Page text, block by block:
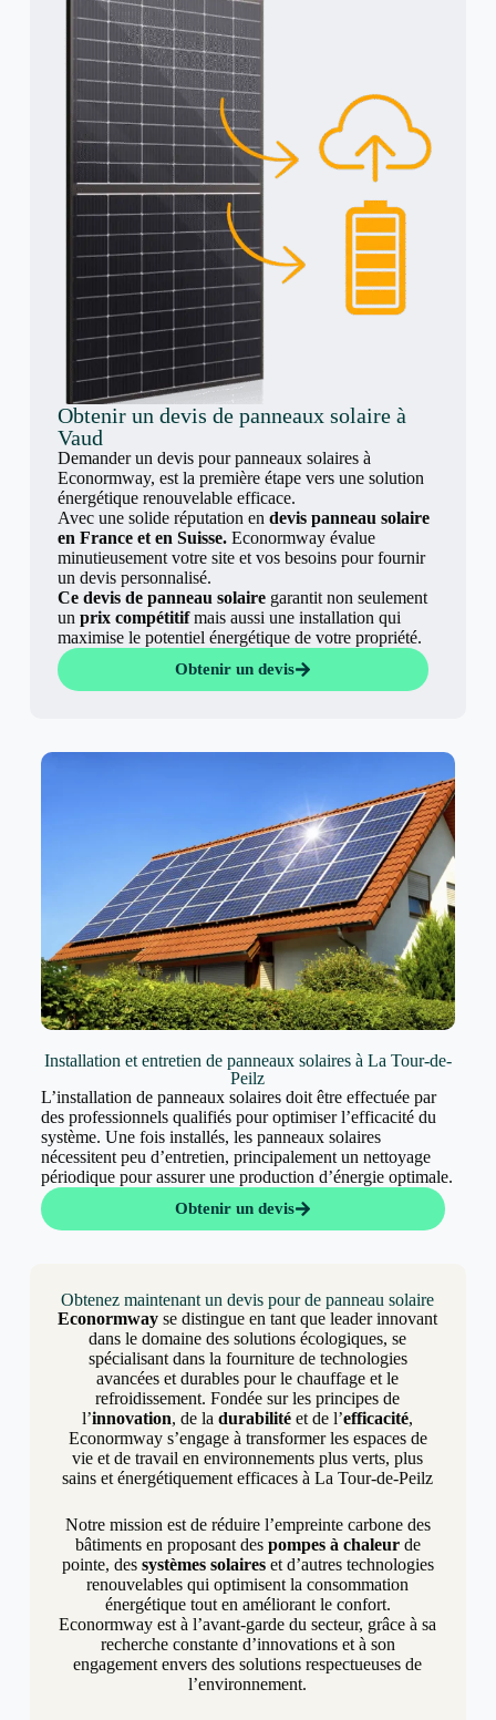
Obtenir un devis de panneaux solaire à
Vaud
Demander un devis pour panneaux solaires à
Econormway, est la première étape vers une solution
énergétique renouvelable efficace.
Avec une solide réputation en devis panneau solaire
en France et en Suisse.Econormway évalue
minutieusement votre site et vos besoins pour fournir
un devis personnalisé.
Ce devis de panneau solairegarantit non seulement
un prix compétitifmais aussi une installation qui
maximise le potentiel énergétique de votre propriété.
Obtenir un devis
Installation et entretien de panneaux solaires à La Tour-de-
Peilz
L’installation de panneaux solaires doit être effectuée par
des professionnels qualifiés pour optimiser l’efficacité du
système. Une fois installés, les panneaux solaires
nécessitent peu d’entretien, principalement un nettoyage
périodique pour assurer une production d’énergie optimale.
Obtenir un devis
Obtenez maintenant un devis pour de panneau solaire
Econormway se distingue en tant que leader innovant
dans le domaine des solutions écologiques, se
spécialisant dans la fourniture de technologies
avancées et durables pour le chauffage et le
refroidissement. Fondée sur les principes de
l’innovation, de ladurabilité et de l’efficacité,
Econormway s’engage à transformer les espaces de
vie et de travail en environnements plus verts, plus
sains et énergétiquement efficaces à La Tour-de-Peilz
Notre mission est de réduire l’empreinte carbone des
bâtiments en proposant des pompes à chaleurde
pointe, des systèmes solaireset d’autres technologies
renouvelables qui optimisent la consommation
énergétique tout en améliorant le confort.
Econormway est à l’avant-garde du secteur, grâce à sa
recherche constante d’innovations et à son
engagement envers des solutions respectueuses de
l’environnement.